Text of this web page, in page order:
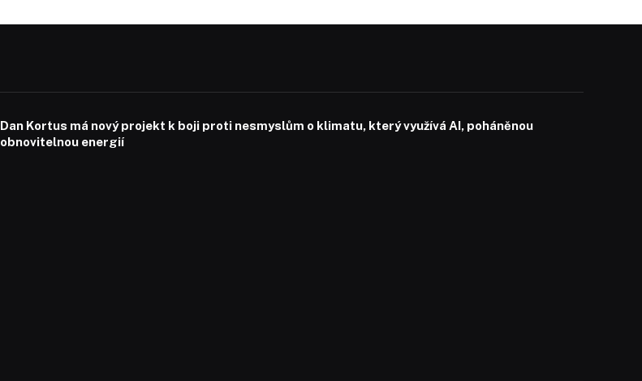
Dan Kortus má nový projekt k boji proti nesmyslům o klimatu, který využívá AI, poháněnou
obnovitelnou energií